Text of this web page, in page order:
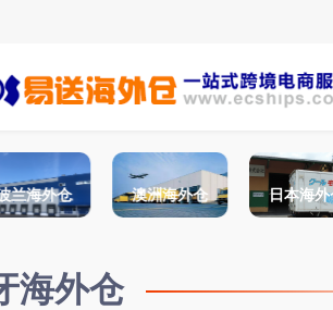
兰海外仓 澳洲海外仓 日本海外
海外仓